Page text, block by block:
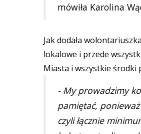
mówiła Karolina
Jak dodała
lokalowe i przede
Miasta i wszystkie środki
- My prowadzimy
pamiętać,
czyli łącznie